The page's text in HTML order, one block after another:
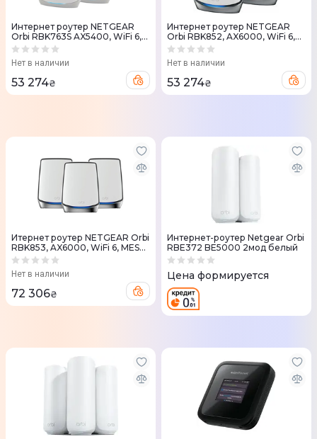
Интернет роутер NETGEAR
Orbi RBK763S AX5400, WiFi 6,
MESH кол. (3шт.)
Нет в наличии
53 274₴
Интернет роутер NETGEAR
Orbi RBK852, AX6000, WiFi 6,
MESH (2шт.)
Нет в наличии
53 274₴
Итернет роутер NETGEAR Orbi
RBK853, AX6000, WiFi 6, MESH
(3шт.)
Нет в наличии
72 306₴
Интернет-роутер Netgear Orbi
RBE372 BE5000 2мод белый
Цена формируется